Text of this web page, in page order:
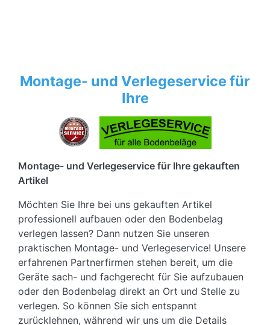
Montage- und Verlegeservice für
Ihre
Montage- und Verlegeservice für Ihre gekauften
Artikel
Möchten Sie Ihre bei uns gekauften Artikel
professionell aufbauen oder den Bodenbelag
verlegen lassen? Dann nutzen Sie unseren
praktischen Montage- und Verlegeservice! Unsere
erfahrenen Partnerfirmen stehen bereit, um die
Geräte sach- und fachgerecht für Sie aufzubauen
oder den Bodenbelag direkt an Ort und Stelle zu
verlegen. So können Sie sich entspannt
zurücklehnen, während wir uns um die Details